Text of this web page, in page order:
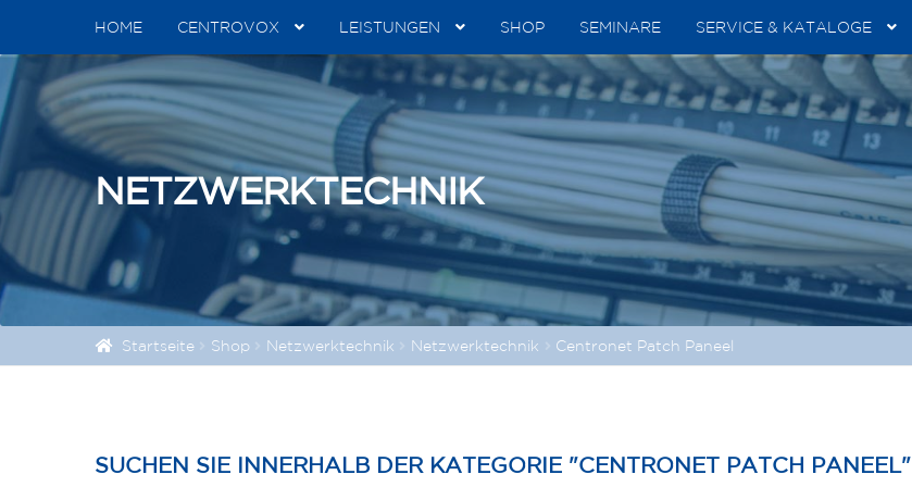
HOME CENTROVOX LEISTUNGEN SHOP SEMINARE SERVICE & KATALOGE
NETZWERKTECHNIK
Startseite Shop Netzwerktechnik Netzwerktechnik Centronet Patch Paneel
SUCHEN SIE INNERHALB DER KATEGORIE "CENTRONET PATCH PANEEL"